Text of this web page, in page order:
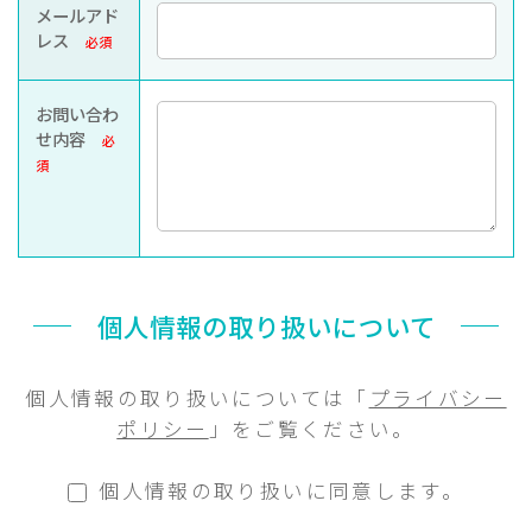
メールアド
レス必須
お問い合わ
せ内容必
須
個人情報の取り扱いについて
個人情報の取り扱いについては「 プライバシー
ポリシー 」をご覧ください。
個人情報の取り扱いに同意します。